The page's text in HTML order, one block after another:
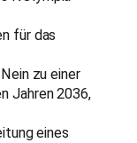
für das
zu einer
Jahren 2036,
eines